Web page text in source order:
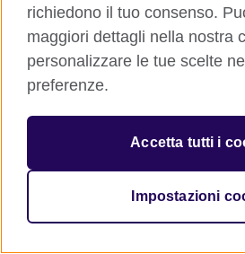
richiedono il tuo consenso.
maggiori dettagli nella nostra
personalizzare le tue scelte
preferenze.
Accetta tutti i
Impostazioni